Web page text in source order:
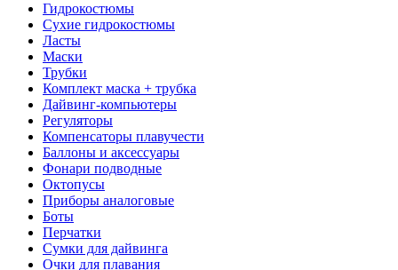
Гидрокостюмы
Сухие гидрокостюмы
Ласты
Маски
Трубки
Комплект маска + трубка
Дайвинг-компьютеры
Регуляторы
Компенсаторы плавучести
Баллоны и аксессуары
Фонари подводные
Октопусы
Приборы аналоговые
Боты
Перчатки
Сумки для дайвинга
Очки для плавания